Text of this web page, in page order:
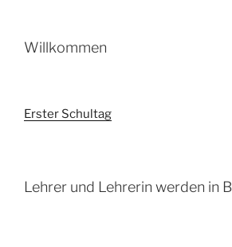
Willkommen
Erster Schultag
Lehrer und Lehrerin werden in